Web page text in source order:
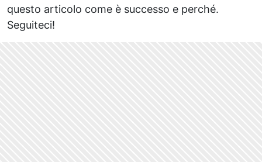
questo articolo come è successo e perché.
Seguiteci!